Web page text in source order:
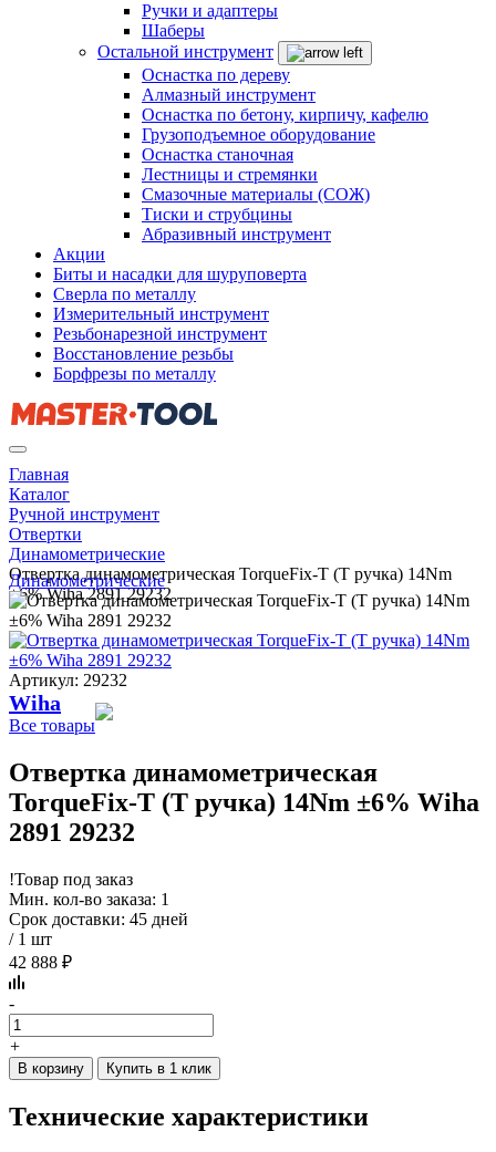
Ручки и адаптеры
Шаберы
Остальной инструмент
Оснастка по дереву
Алмазный инструмент
Оснастка по бетону, кирпичу, кафелю
Грузоподъемное оборудование
Оснастка станочная
Лестницы и стремянки
Смазочные материалы (СОЖ)
Тиски и струбцины
Абразивный инструмент
Акции
Биты и насадки для шуруповерта
Сверла по металлу
Измерительный инструмент
Резьбонарезной инструмент
Восстановление резьбы
Борфрезы по металлу
Главная
Каталог
Ручной инструмент
Отвертки
Динамометрические
Отвертка динамометрическая TorqueFix-T (Т ручка) 14Nm
±6% Wiha 2891 29232
Динамометрические
Артикул: 29232
Wiha
Все товары
Отвертка динамометрическая
TorqueFix-T (Т ручка) 14Nm ±6% Wiha
2891 29232
!Товар под заказ
Мин. кол-во заказа: 1
Срок доставки: 45 дней
/ 1 шт
42 888 ₽
-
+
В корзину Купить в 1 клик
Технические характеристики